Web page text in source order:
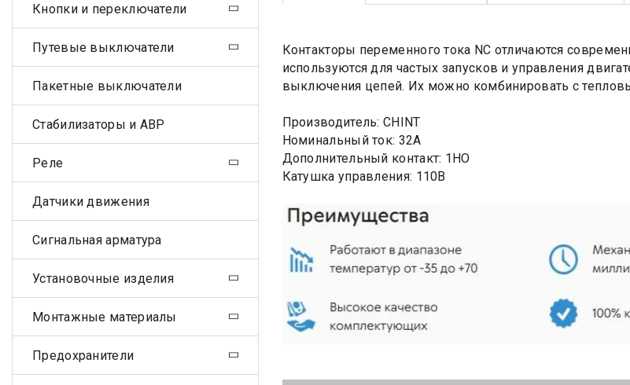
Контакторы переменного тока NC отличаются
используются для частых запусков и управления
выключения цепей. Их можно комбинировать с
Производитель: CHINT
Номинальный ток: 32А
Дополнительный контакт: 1НО
Катушка управления: 110В
Кнопки и переключатели
Путевые выключатели
Пакетные выключатели
Стабилизаторы и АВР
Реле
Датчики движения
Сигнальная арматура
Установочные изделия
Монтажные материалы
Предохранители